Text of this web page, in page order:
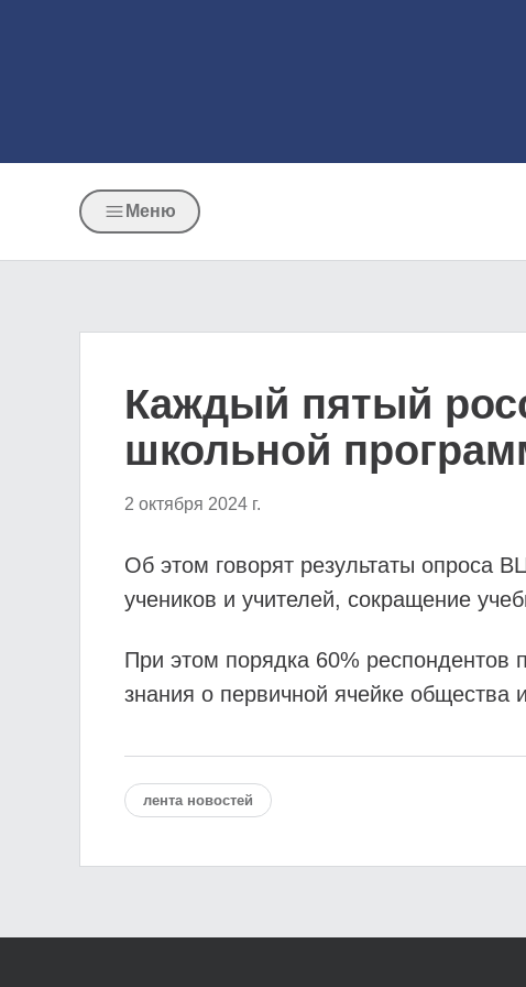
Меню
Каждый пятый
школьной
2 октября 2024 г.
Об этом говорят результаты опроса
учеников и учителей, сокращение
При этом порядка 60%
знания о первичной ячейке общества
лента новостей